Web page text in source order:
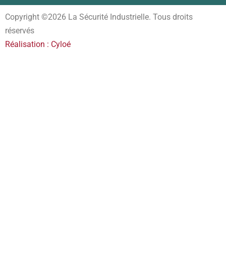
Copyright ©2026 La Sécurité Industrielle. Tous droits
réservés
Réalisation : Cyloé